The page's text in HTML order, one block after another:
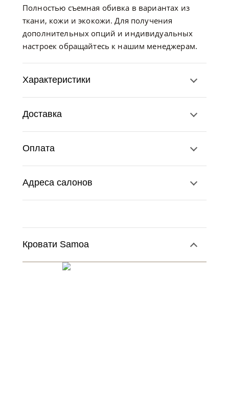
Полностью съемная обивка в вариантах из
ткани, кожи и экокожи. Для получения
дополнительных опций и индивидуальных
настроек обращайтесь к нашим менеджерам.
Характеристики
Доставка
Оплата
Адреса салонов
Кровати Samoa